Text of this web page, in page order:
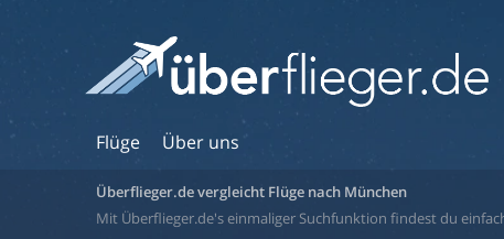
Flüge Über uns
Überflieger.de vergleicht Flüge nach München
Mit Überflieger.de's einmaliger Suchfunktion findest du